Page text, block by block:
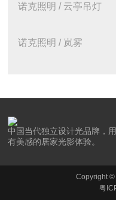
诺克照明 / 云亭吊灯
诺克照明 / 岚雾
中国当代独立设计光品牌，
有美感的居家光影体验。
Copyright ©
粤